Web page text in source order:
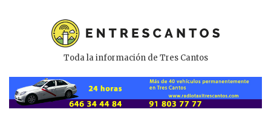
Toda la información de Tres Cantos